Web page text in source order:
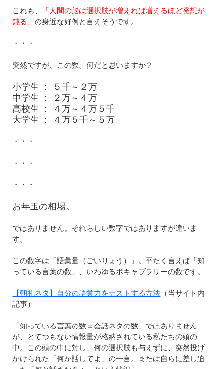
これも、
「人間の脳は選択肢が増えれば増えるほど発想が
鈍る」の身近な好例と言えそうです。
・・・
突然ですが、この数。何だと思いますか？
小学生 ： ５千～２万
中学生 ： ２万～４万
高校生 ： ４万～４万５千
大学生 ： ４万５千～５万
・・・
・・・
・・・
お年玉の相場。
ではありません。それらしい数字ではありますが違いま
す。
この数字は「語彙量（ごいりょう）」。平たく言えば「知
っている言葉の数」、いわゆるボキャブラリーの数です。
【朝礼ネタ】自分の語彙力をテストする方法 （当サイト内
記事）
「知っている言葉の数＝会話ネタの数」ではありません
が、とてつもない情報量が格納されている私たちの頭の
中。この頭の中に対し、何の選択肢も与えずに、突然投げ
かけられた「何か話してよ」の一言。または自らに差し迫